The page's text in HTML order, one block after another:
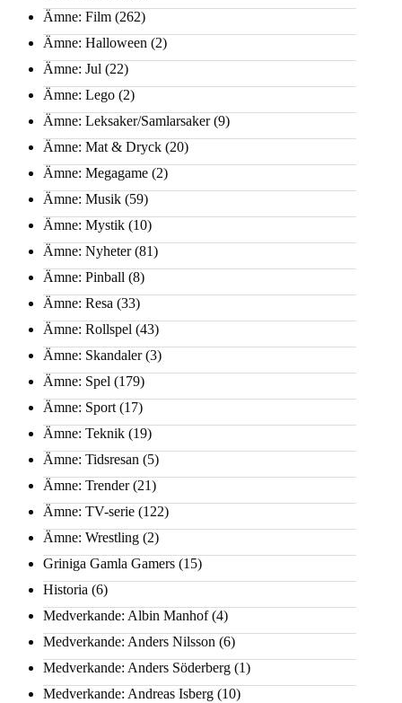
Ämne: Film (262)
Ämne: Halloween (2)
Ämne: Jul (22)
Ämne: Lego (2)
Ämne: Leksaker/Samlarsaker(9)
Ämne: Mat & Dryck (20)
Ämne: Megagame (2)
Ämne: Musik (59)
Ämne: Mystik (10)
Ämne: Nyheter(81)
Ämne: Pinball (8)
Ämne: Resa (33)
Ämne: Rollspel (43)
Ämne: Skandaler(3)
Ämne: Spel (179)
Ämne: Sport (17)
Ämne: Teknik (19)
Ämne: Tidsresan (5)
Ämne: Trender(21)
Ämne: TV-serie (122)
Ämne: Wrestling (2)
Griniga Gamla Gamers (15)
Historia (6)
Medverkande: Albin Manhof(4)
Medverkande: Anders Nilsson (6)
Medverkande: Anders Söderberg (1)
Medverkande: Andreas Isberg (10)